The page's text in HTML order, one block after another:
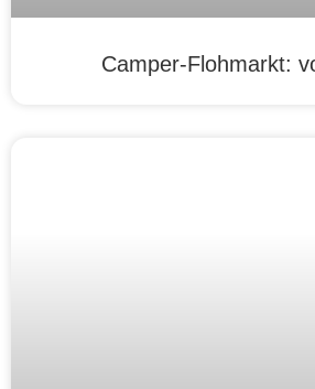
Camper-Flohmarkt: